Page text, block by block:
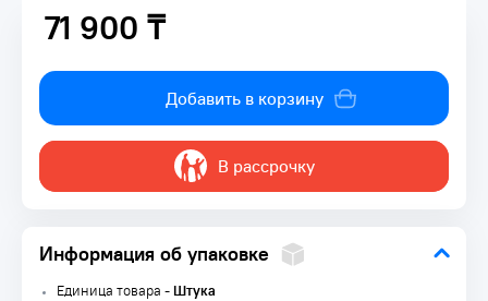
71 900 ₸
71 900 ₸
Добавить в корзину
В рассрочку
Информация об упаковке
Единица товара -Штука